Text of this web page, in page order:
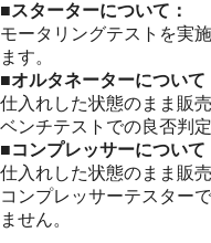
■スターターについて：
モータリングテストを実
ます。
■オルタネーターについて
仕入れした状態のまま販
ベンチテストでの良否判
■コンプレッサーについて
仕入れした状態のまま販
コンプレッサーテスター
ません。